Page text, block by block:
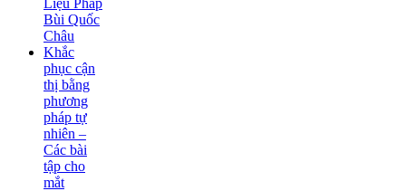
Bùi Quốc
Châu
Khắc
phục cận
thị bằng
phương
pháp tự
nhiên –
Các bài
tập cho
mắt